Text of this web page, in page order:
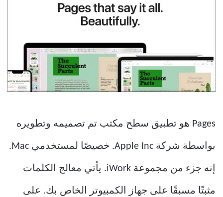
Pages هو تطبيق سطح مكتب تم تصميمه وتطويره
بواسطة شركة Apple Inc. خصيصًا لمستخدمي Mac.
إنه جزء من مجموعة iWork. يأتي معالج الكلمات
مثبتًا مسبقًا على جهاز الكمبيوتر الخاص بك. على